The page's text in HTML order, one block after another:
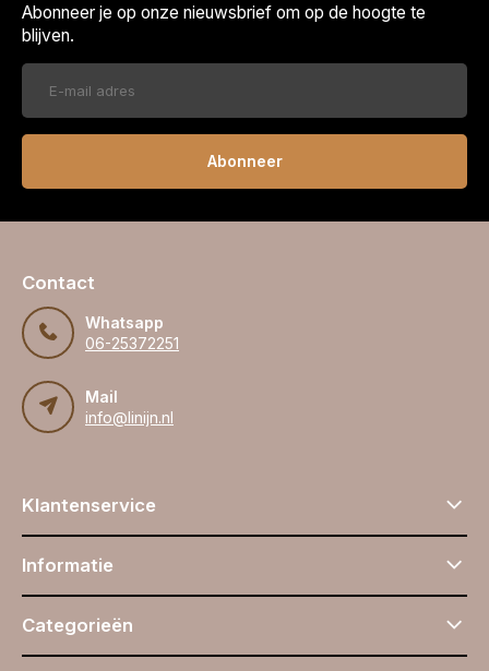
Abonneer je op onze nieuwsbrief om op de hoogte te
blijven.
Abonneer
Contact
Whatsapp
06-25372251
Mail
info@linijn.nl
Klantenservice
Informatie
Categorieën